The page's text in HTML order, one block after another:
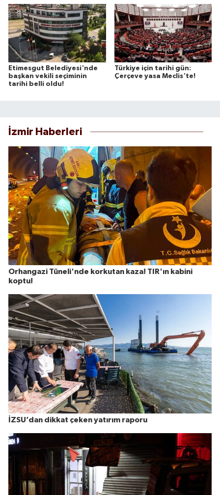
Etimesgut Belediyesi'nde
başkan vekili seçiminin
tarihi belli oldu!
Türkiye için tarihi gün:
Çerçeve yasa Meclis'te!
İzmir Haberleri
Orhangazi Tüneli'nde korkutan kaza! TIR'ın kabini
koptu!
İZSU’dan dikkat çeken yatırım raporu